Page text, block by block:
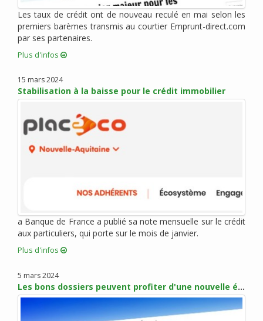
mars 2013 (15)
février 2013 (5)
janvier 2013 (7)
décembre 2012 (5)
octobre 2012 (10)
septembre 2012 (6)
juillet 2012 (8)
juin 2012 (3)
janvier 2012 (10)
décembre 2011 (3)
novembre 2011 (5)
septembre 2011 (4)
août 2011 (5)
juillet 2011 (1)
Les taux de crédit ont de nouveau reculé en mai selon les
premiers barèmes transmis au courtier Emprunt-direct.com
par ses partenaires.
Plus d'infos
15 mars 2024
Stabilisation à la baisse pour le crédit immobilier
a Banque de France a publié sa note mensuelle sur le crédit
aux particuliers, qui porte sur le mois de janvier.
Plus d'infos
5 mars 2024
Les bons dossiers peuvent profiter d'une nouvelle érosion des taux en mars